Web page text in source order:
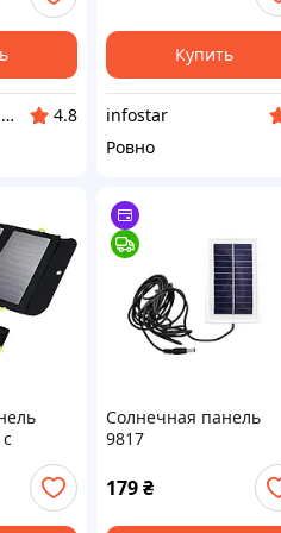
TERMOS товары альтернативной энергетики
4.8
Купить
infostar
Ровно
Солнечная панель
9817
179₴